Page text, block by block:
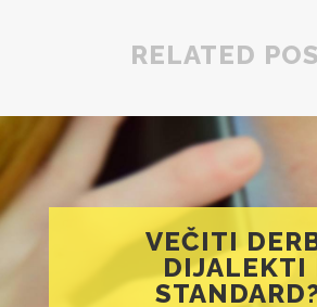
RELATED
VEČITI
DIJALEKTI